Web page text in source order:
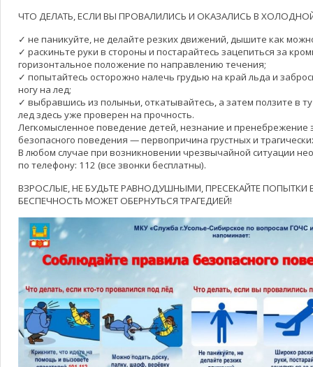
ЧТО ДЕЛАТЬ, ЕСЛИ ВЫ ПРОВАЛИЛИСЬ И ОКАЗАЛИСЬ В
✓ не паникуйте, не делайте резких движений, дышите как
✓ раскиньте руки в стороны и постарайтесь зацепиться за
горизонтальное положение по направлению течения;
✓ попытайтесь осторожно налечь грудью на край льда и
ногу на лед;
✓ выбравшись из полыньи, откатывайтесь, а затем ползите в
лед здесь уже проверен на прочность.
Легкомысленное поведение детей, незнание и
безопасного поведения — первопричина грустных и
В любом случае при возникновении чрезвычайной ситуации
по телефону: 112 (все звонки бесплатны).
ВЗРОСЛЫЕ, НЕ БУДЬТЕ РАВНОДУШНЫМИ, ПРЕСЕКАЙТЕ ПОПЫТКИ
БЕСПЕЧНОСТЬ МОЖЕТ ОБЕРНУТЬСЯ ТРАГЕДИЕЙ!